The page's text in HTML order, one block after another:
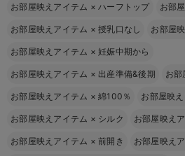
お部屋映えアイテム ×ハーフトップ お部
お部屋映えアイテム ×授乳口なし お部屋
お部屋映えアイテム ×妊娠中期から
お部屋映えアイテム × 出産準備&後期 お部
お部屋映えアイテム ×綿100％ お部屋映
お部屋映えアイテム × シルク お部屋映え
お部屋映えアイテム ×前開き お部屋映え